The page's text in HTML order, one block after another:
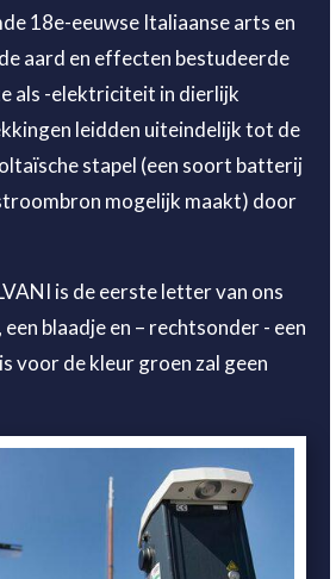
18e-eeuwse Italiaanse arts en
aard en effecten bestudeerde
als -elektriciteit in dierlijk
leidden uiteindelijk tot de
stapel (een soort batterij
mogelijk maakt) door
is de eerste letter van ons
blaadje en – rechtsonder - een
voor de kleur groen zal geen